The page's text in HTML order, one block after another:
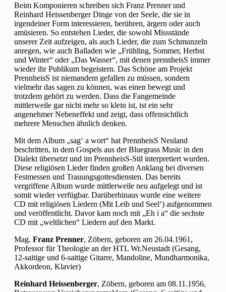
Beim Komponieren schreiben sich Franz Prenner und
Reinhard Heissenberger Dinge von der Seele, die sie in
irgendeiner Form interessieren, berühren, ärgern oder auch
amüsieren. So entstehen Lieder, die sowohl Missstände
unserer Zeit aufzeigen, als auch Lieder, die zum Schmunzeln
anregen, wie auch Balladen wie „Frühling, Sommer, Herbst
und Winter“ oder „Das Wasser“, mit denen prennheisS immer
wieder ihr Publikum begeistern. Das Schöne am Projekt
PrennheisS ist niemandem gefallen zu müssen, sondern
vielmehr das sagen zu können, was einen bewegt und
trotzdem gehört zu werden. Dass die Fangemeinde
mittlerweile gar nicht mehr so klein ist, ist ein sehr
angenehmer Nebeneffekt und zeigt, dass offensichtlich
mehrere Menschen ähnlich denken.
Mit dem Album „sag‘ a wort“ hat PrennheisS Neuland
beschritten, in dem Gospels aus der Bluegrass Music in den
Dialekt übersetzt und im PrennheisS-Stil interpretiert wurden.
Diese religiösen Lieder finden großen Anklang bei diversen
Festmessen und Trauungsgottesdiensten. Das bereits
vergriffene Album wurde mittlerweile neu aufgelegt und ist
somit wieder verfügbar. Darüberhinaus wurde eine weitere
CD mit religiösen Liedern (Mit Leib und Seel‘) aufgenommen
und veröffentlicht. Davor kam noch mit „Eh i a“ die sechste
CD mit „weltlichen“ Liedern auf den Markt.
Mag. Franz Prenner, Zöbern, geboren am 26.04.1961,
Professor für Theologie an der HTL Wr.Neustadt (Gesang,
12-saitige und 6-saitige Gitarre, Mandoline, Mundharmonika,
Akkordeon, Klavier)
Reinhard Heissenberger, Zöbern, geboren am 08.11.1956,